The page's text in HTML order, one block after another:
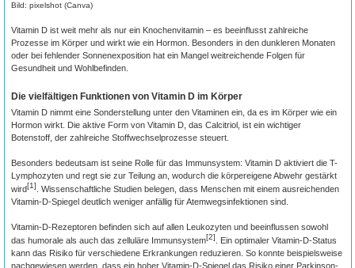
Bild: pixelshot (Canva)
Vitamin D ist weit mehr als nur ein Knochenvitamin – es beeinflusst zahlreiche
Prozesse im Körper und wirkt wie ein Hormon. Besonders in den dunkleren Monaten
oder bei fehlender Sonnenexposition hat ein Mangel weitreichende Folgen für
Gesundheit und Wohlbefinden.
Die vielfältigen Funktionen von Vitamin D im Körper
Vitamin D nimmt eine Sonderstellung unter den Vitaminen ein, da es im Körper wie ein
Hormon wirkt. Die aktive Form von Vitamin D, das Calcitriol, ist ein wichtiger
Botenstoff, der zahlreiche Stoffwechselprozesse steuert.
Besonders bedeutsam ist seine Rolle für das Immunsystem: Vitamin D aktiviert die T-
Lymphozyten und regt sie zur Teilung an, wodurch die körpereigene Abwehr gestärkt
wird[1]
. Wissenschaftliche Studien belegen, dass Menschen mit einem ausreichenden
Vitamin-D-Spiegel deutlich weniger anfällig für Atemwegsinfektionen sind.
Vitamin-D-Rezeptoren befinden sich auf allen Leukozyten und beeinflussen sowohl
das humorale als auch das zelluläre Immunsystem[2]
. Ein optimaler Vitamin-D-Status
kann das Risiko für verschiedene Erkrankungen reduzieren. So konnte beispielsweise
nachgewiesen werden, dass ein hoher Vitamin-D-Spiegel das Risiko einer Parkinson-